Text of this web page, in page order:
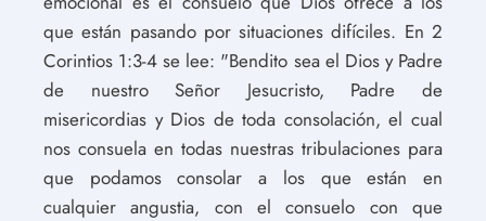
que están pasando por situaciones difíciles. En 2
Corintios 1:3-4 se lee: "Bendito sea el Dios y Padre
de nuestro Señor Jesucristo, Padre de
misericordias y Dios de toda consolación, el cual
nos consuela en todas nuestras tribulaciones para
que podamos consolar a los que están en
cualquier angustia, con el consuelo con que